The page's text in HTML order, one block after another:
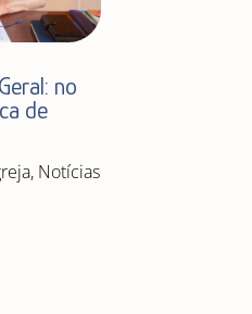
no
de
, Notícias